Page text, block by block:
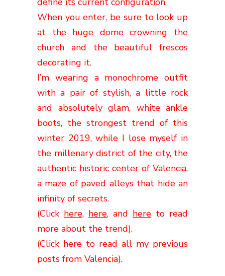
When you enter, be sure to look up
at the huge dome crowning the
church and the beautiful frescos
decorating it.
I’m wearing a monochrome outfit
with a pair of stylish, a little rock
and absolutely glam, white ankle
boots, the strongest trend of this
winter 2019, while I lose myself in
the millenary district of the city, the
authentic historic center of Valencia,
a maze of paved alleys that hide an
infinity of secrets.
(Click here, here, and here to read
more about the trend).
(Click here to read all my previous
posts from Valencia).